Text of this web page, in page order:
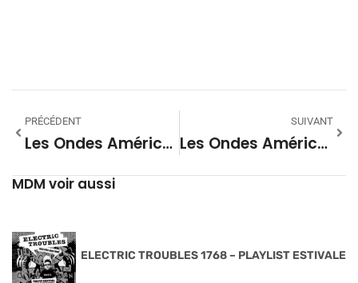
PRÉCÉDENT
Les Ondes Américaines #96 Fort Worth 02
SUIVANT
Les Ondes Américaines #98 Coachella Valley
MDM voir aussi
ELECTRIC TROUBLES 1768 – PLAYLIST ESTIVALE